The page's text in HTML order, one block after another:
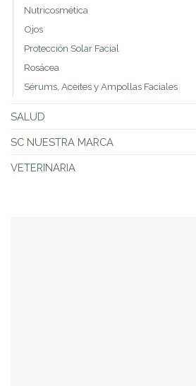
Nutricosmética
Ojos
Protección Solar Facial
Rosácea
Sérums, Aceites y Ampollas Faciales
SALUD
SC NUESTRA MARCA
VETERINARIA